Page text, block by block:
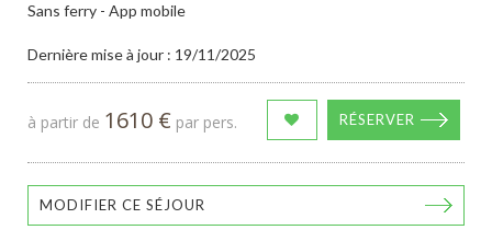
Sans ferry - App mobile
Dernière mise à jour : 19/11/2025
à partir de 1610 € par pers. RÉSERVER
MODIFIER CE SÉJOUR